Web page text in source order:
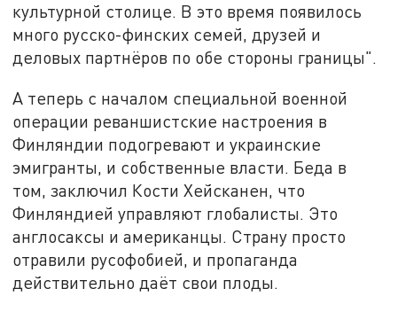
культурной столице. В это время появилось
много русско-финских семей, друзей и
деловых партнёров по обе стороны границы".
А теперь с началом специальной военной
операции реваншистские настроения в
Финляндии подогревают и украинские
эмигранты, и собственные власти. Беда в
том, заключил Кости Хейсканен, что
Финляндией управляют глобалисты. Это
англосаксы и американцы. Страну просто
отравили русофобией, и пропаганда
действительно даёт свои плоды.